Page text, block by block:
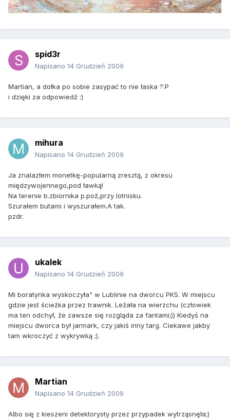
spid3r
Napisano 14 Grudzień 2009
Martian, a dołka po sobie zasypać to nie łaska ?:P
i dzięki za odpowiedź :)
mihura
Napisano 14 Grudzień 2009
Ja znalazłem monetkę-popularną zresztą, z okresu
międzywojennego,pod ławką!
Na terenie b.zbiornika p.poż,przy lotnisku.
Szurałem butami i wyszurałem.A tak.
pzdr.
ukalek
Napisano 14 Grudzień 2009
Mi boratynka wyskoczyła" w Lublinie na dworcu PKS. W miejscu
gdzie jest ścieżka przez trawnik. Leżała na wierzchu (człowiek
ma ten odchył, że zawsze się rozgląda za fantami;)) Kiedyś na
miejscu dworca był jarmark, czy jakiś inny targ. Ciekawe jakby
tam wkroczyć z wykrywką ;).
Martian
Napisano 14 Grudzień 2009
Albo się z kieszeni detektorysty przez przypadek wytrząsnęła;)